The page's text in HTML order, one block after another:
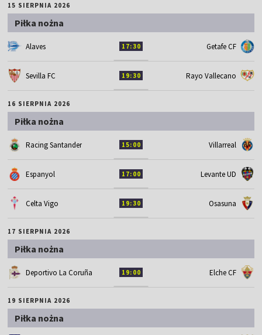
15 SIERPNIA 2026
Piłka nożna
Alaves 17:30 Getafe CF
Sevilla FC 19:30 Rayo Vallecano
16 SIERPNIA 2026
Piłka nożna
Racing Santander 15:00 Villarreal
Espanyol 17:00 Levante UD
Celta Vigo 19:30 Osasuna
17 SIERPNIA 2026
Piłka nożna
Deportivo La Coruña 19:00 Elche CF
19 SIERPNIA 2026
Piłka nożna